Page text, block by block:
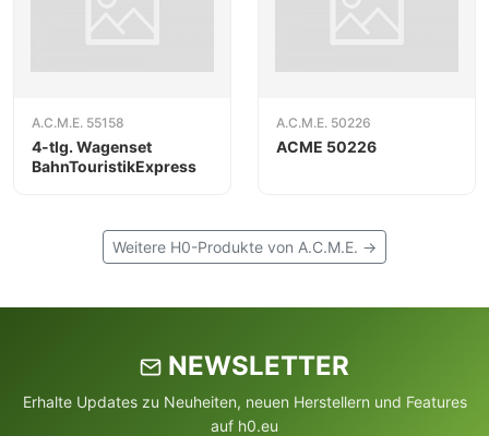
A.C.M.E. 55158
4-tlg. Wagenset
BahnTouristikExpress
A.C.M.E. 50226
ACME 50226
Weitere H0-Produkte von A.C.M.E. →
NEWSLETTER
Erhalte Updates zu Neuheiten, neuen Herstellern und Features
auf h0.eu